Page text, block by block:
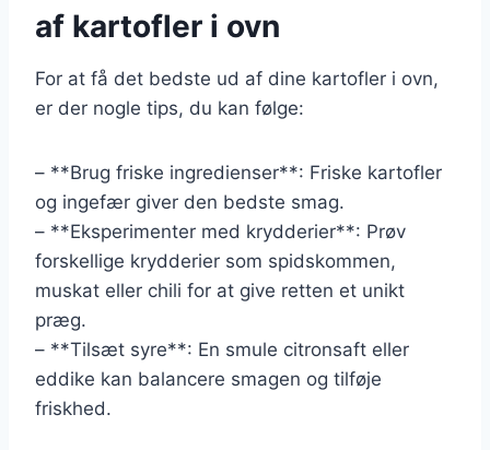
af kartofler i ovn
For at få det bedste ud af dine kartofler i ovn,
er der nogle tips, du kan følge:
– **Brug friske ingredienser**: Friske kartofler
og ingefær giver den bedste smag.
– **Eksperimenter med krydderier**: Prøv
forskellige krydderier som spidskommen,
muskat eller chili for at give retten et unikt
præg.
– **Tilsæt syre**: En smule citronsaft eller
eddike kan balancere smagen og tilføje
friskhed.